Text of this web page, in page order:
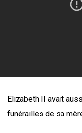
Elizabeth II avait
funérailles de sa